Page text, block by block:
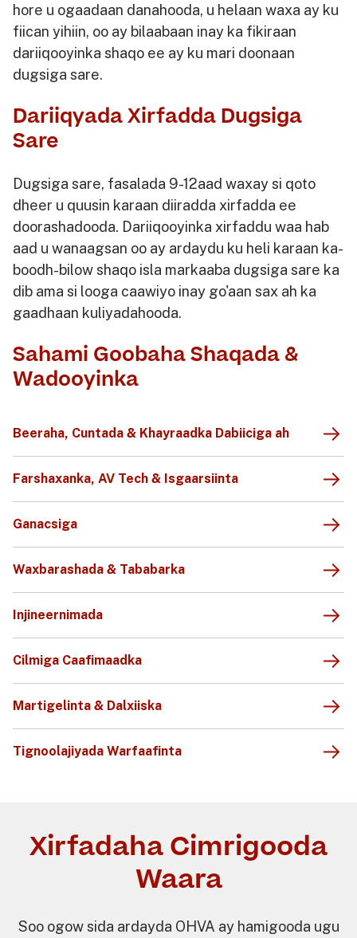
hore u ogaadaan danahooda, u helaan waxa ay ku
fiican yihiin, oo ay bilaabaan inay ka fikiraan
dariiqooyinka shaqo ee ay ku mari doonaan
dugsiga sare.
Dariiqyada Xirfadda Dugsiga
Sare
Dugsiga sare, fasalada 9-12aad waxay si qoto
dheer u quusin karaan diiradda xirfadda ee
doorashadooda. Dariiqooyinka xirfaddu waa hab
aad u wanaagsan oo ay ardaydu ku heli karaan ka-
boodh-bilow shaqo isla markaaba dugsiga sare ka
dib ama si looga caawiyo inay go'aan sax ah ka
gaadhaan kuliyadahooda.
Sahami Goobaha Shaqada &
Wadooyinka
Beeraha, Cuntada & Khayraadka Dabiiciga ah
Farshaxanka, AV Tech & Isgaarsiinta
Ganacsiga
Waxbarashada & Tababarka
Injineernimada
Cilmiga Caafimaadka
Martigelinta & Dalxiiska
Tignoolajiyada Warfaafinta
Xirfadaha Cimrigooda
Waara
Soo ogow sida ardayda OHVA ay hamigooda ugu